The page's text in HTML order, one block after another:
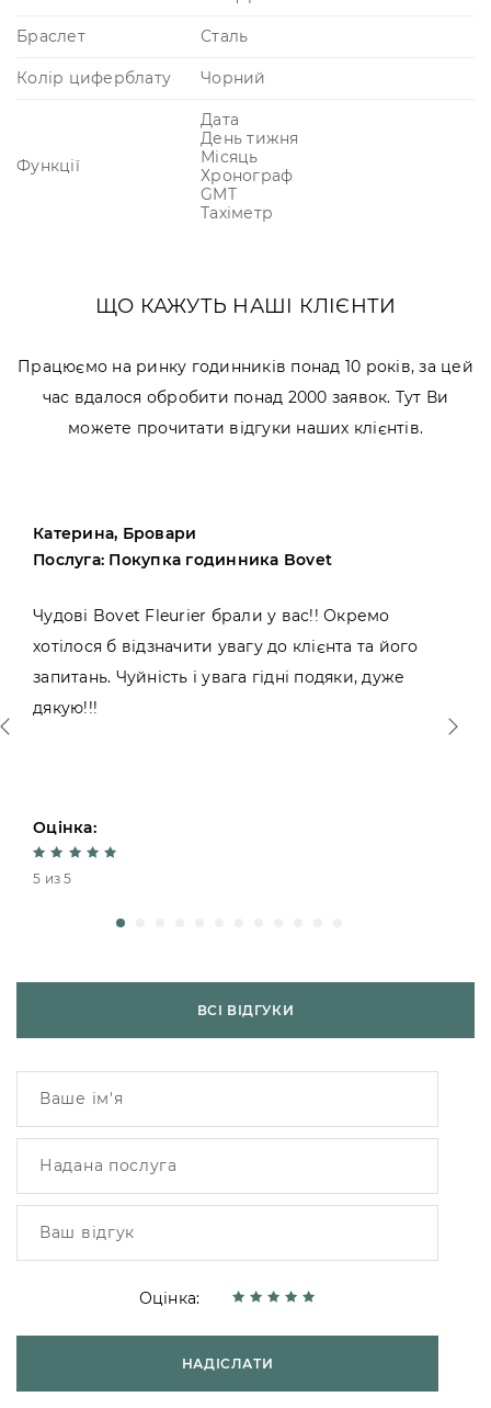
Браслет Сталь
Колір циферблату Чорний
Функції
Дата
День тижня
Місяць
Хронограф
GMT
Тахіметр
ЩО КАЖУТЬ НАШІ КЛІЄНТИ
Працюємо на ринку годинників понад 10 років, за цей
час вдалося обробити понад 2000 заявок. Тут Ви
можете прочитати відгуки наших клієнтів.
Катерина, Бровари
Послуга: Покупка годинника Bovet
Чудові Bovet Fleurier брали у вас!! Окремо
хотілося б відзначити увагу до клієнта та його
запитань. Чуйність і увага гідні подяки, дуже
дякую!!!
Оцінка:
5 из 5
ВСІ ВІДГУКИ
Оцінка:
НАДІСЛАТИ